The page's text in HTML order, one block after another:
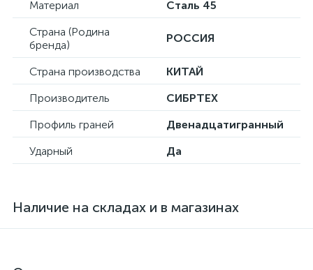
Материал
Сталь 45
Страна (Родина
бренда)
РОССИЯ
Страна производства
КИТАЙ
Производитель
СИБРТЕХ
Профиль граней
Двенадцатигранный
Ударный
Да
Наличие на складах и в магазинах